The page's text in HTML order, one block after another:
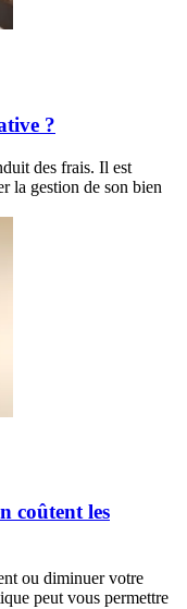
?
des frais. Il est
la gestion de son bien
coûtent les
ou diminuer votre
peut vous permettre